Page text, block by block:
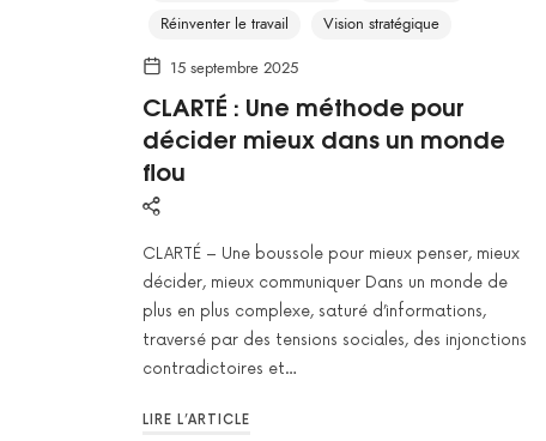
Réinventer le travail
Vision stratégique
15 septembre 2025
CLARTÉ : Une méthode pour
décider mieux dans un monde
flou
CLARTÉ – Une boussole pour mieux penser, mieux
décider, mieux communiquer Dans un monde de
plus en plus complexe, saturé d’informations,
traversé par des tensions sociales, des injonctions
contradictoires et…
LIRE L’ARTICLE